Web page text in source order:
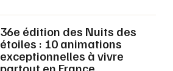
36e édition des Nuits des
étoiles : 10 animations
exceptionnelles à vivre